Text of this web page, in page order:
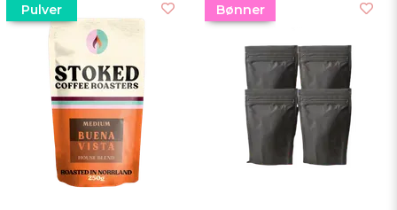
Pulver Bønner